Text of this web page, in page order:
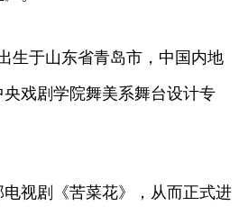
生于山东省青岛市，中国内地
戏剧学院舞美系舞台设计专
电视剧《苦菜花》，从而正式进